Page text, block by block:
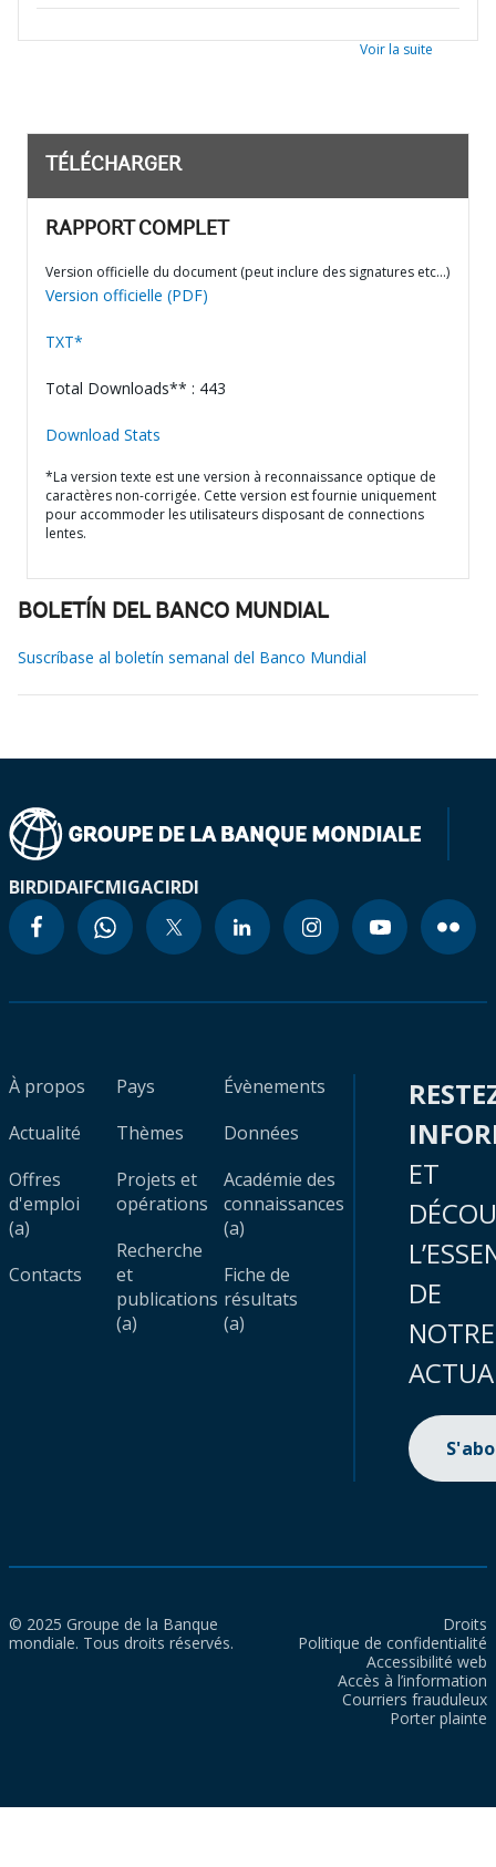
Voir la suite
TÉLÉCHARGER
RAPPORT COMPLET
Version officielle du document (peut inclure des signatures etc…)
Version officielle (PDF)
TXT*
Total Downloads** : 443
Download Stats
*La version texte est une version à reconnaissance optique de
caractères non-corrigée. Cette version est fournie uniquement
pour accommoder les utilisateurs disposant de connections
lentes.
BOLETÍN DEL BANCO MUNDIAL
Suscríbase al boletín semanal del Banco Mundial
BIRDIDAIFCMIGACIRDI
À propos
Actualité
Offres
d'emploi
(a)
Contacts
Pays
Thèmes
Projets et
opérations
Recherche
et
publications
(a)
Évènements
Données
Académie des
connaissances
(a)
Fiche de
résultats
(a)
ET
DE
NOTRE
© 2025 Groupe de la Banque
mondiale. Tous droits réservés.
Droits
Politique de confidentialité
Accessibilité web
Accès à l’information
Courriers frauduleux
Porter plainte